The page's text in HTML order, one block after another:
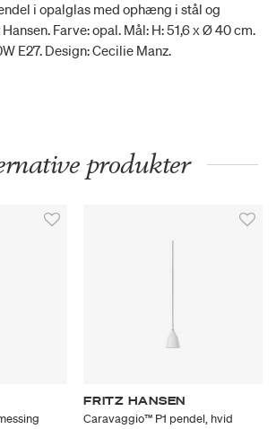
i opalglas med ophæng i stål og
Farve: opal. Mål: H: 51,6 x Ø 40 cm.
E27. Design: Cecilie Manz.
produkter
FRITZ HANSEN
Caravaggio™ P1 pendel, hvid